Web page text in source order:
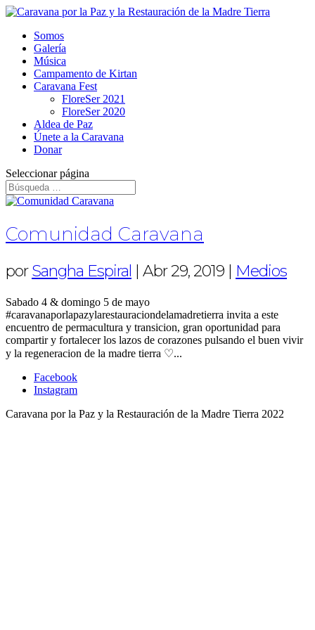
Somos
Galería
Música
Campamento de Kirtan
Caravana Fest
FloreSer 2021
FloreSer 2020
Aldea de Paz
Únete a la Caravana
Donar
Seleccionar página
Comunidad Caravana
porSangha Espiral | Abr 29, 2019 | Medios
Sabado 4 & domingo 5 de mayo
#caravanaporlapazylarestauraciondelamadretierra invita a este
encuentro de permacultura y transicion, gran oportunidad para
compartir y fortalecer los lazos de corazones pulsando el buen vivir
y la regeneracion de la madre tierra ♡...
Facebook
Instagram
Caravana por la Paz y la Restauración de la Madre Tierra 2022